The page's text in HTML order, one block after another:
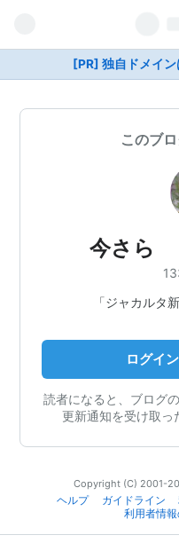
[PR] 独自ドメイ
このブ
今さら
「ジャカルタ
ログイ
読者になると、ブログ
更新通知を受け取っ
Copyright (C) 2001-
ヘルプ
ガイドライン
利用者情